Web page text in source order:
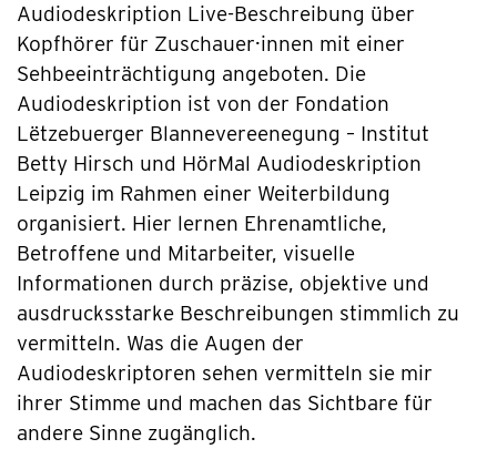
Audiodeskription Live-Beschreibung über
Kopfhörer für Zuschauer·innen mit einer
Sehbeeinträchtigung angeboten. Die
Audiodeskription ist von der Fondation
Lëtzebuerger Blannevereenegung – Institut
Betty Hirsch und HörMal Audiodeskription
Leipzig im Rahmen einer Weiterbildung
organisiert. Hier lernen Ehrenamtliche,
Betroffene und Mitarbeiter, visuelle
Informationen durch präzise, objektive und
ausdrucksstarke Beschreibungen stimmlich zu
vermitteln. Was die Augen der
Audiodeskriptoren sehen vermitteln sie mir
ihrer Stimme und machen das Sichtbare für
andere Sinne zugänglich.